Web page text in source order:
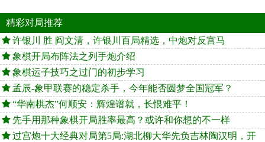
精彩对局推荐
许银川 胜 阎文清，许银川百局精选，中炮对反宫马
象棋开局布阵法之列手炮介绍
象棋运子技巧之过门的初步学习
孟辰-象甲联赛的稳定杀手，今年能否圆梦全国冠军？
“华南棋杰”何顺安：辉煌谱就，长恨难平！
先手用那种象棋开局胜率最高？或许和你想的不一样
过宫炮十大经典对局第5局:湖北柳大华先负吉林陶汉明，开